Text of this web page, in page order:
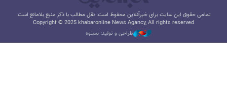
تمامی حقوق این سایت برای خبرآنلاین محفوظ است. نقل مطالب با ذکر منبع بلامانع است.
Copyright © 2025 khabaronline News Agancy, All rights reserved
طراحی و تولید: نستوه